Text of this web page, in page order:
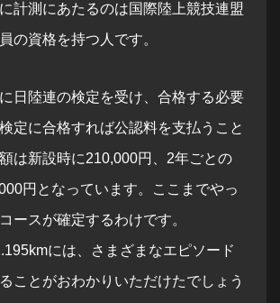
計測にあたるのは国際陸上競技連盟
の資格を持つ人です。
日陸連の検定を受け、合格する必要
定に合格すれば公認料を支払うこと
は新設時に210,000円、2年ごとの
円となっています。ここまでやっ
ースが確定するわけです。
には、さまざまなエピソード
ことがおわかりいただけたでしょう